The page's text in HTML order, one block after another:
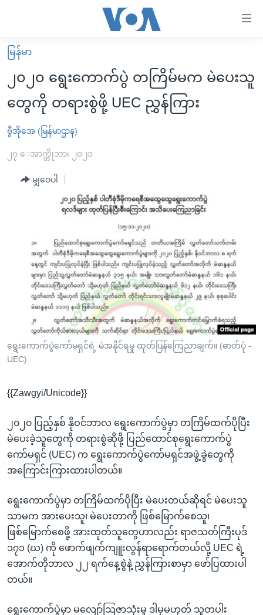
လွယ်ကူ
စေ
Link
များ
ပင်မ
စာမျက်နှာ
ကြည့်
ရန်
ရန်
ကျော်
ရန်
မူလစာမျက်နှာ
မြန်မာ
ကမ္ဘာ့သတင်းများ
နိုင်ငံတကာ
အစ္စရေး-ပါလက်စတိုင်း
ဗွီဒီယို
အင်္ဂလိပ်စာလေ့လာမယ်
အမေရိကန်သုံးအီဒီယံ
ရုပ်ရှင်ထဲက အင်္ဂလိပ်စာ
သုတပဒေသာ အင်္ဂလိပ်စာ
အပတ်စဉ်ကဏ္ဍများ
တီဗွီ
ရေဒီယိုနှင့်ရုပ်သံ အချက်အလက်များ
ရေဒီယို/တီဗွီအစီအစဉ်
Learning English
ဗွီအိုအေ လူမှုကွန်ယက်များ
မြန်မာ
၂၀၂၀ ရွေးကောက်ပွဲ တကြိမ်မက မဲပေးသူ
တွေကို တရားစွဲဖို့ UEC ညွှန်ကြား
ဗွီအိုအေ (မြန်မာဌာန)
၂၇ ေအာက္တိုဘာ၊ ၂၀၂၁
မျှဝေပါ
ရွေးကောက်ပွဲကော်မရှင်ရဲ့ မဲအနိုင်ရမှု ထုတ်ပြန်ကြေညာချက်။ (ဓာတ်ပုံ -
UEC)
{{Zawgyi/Unicode}}
၂၀၂၀ ပြည့်နှစ် နိုဝင်ဘာလ ရွေးကောက်ပွဲမှာ တကြိမ်ထက်ပိုပြီး
မဲပေးခဲ့သူတွေကို တရားစွဲဆိုဖို့ ပြည်ထောင်စုရွေးကောက်ပွဲ
ကော်မရှင် (UEC) က ရွေးကောက်ပွဲကော်မရှင်အဖွဲ့ခွဲတွေကို
အကြောင်းကြားထားပါတယ်။
ရွေးကောက်ပွဲမှာ တကြိမ်ထက်ပိုပြီး မဲပေးတယ်ဆိုရင် မဲပေးသူ
သာမက အားပေးသူ၊ မဲပေးတာကို ဖြစ်မြောက်စေသူ၊
ဖြစ်မြောက်စေဖို့ အားထုတ်သူတွေဟာလည်း ရာဇသတ်ကြီးပုဒ်
၁၇၁ (ဃ) ကို ဖောက်ဖျက်ကျူးလွန်ရာရောက်တယ်လို့ UEC ရဲ့
အောက်တိုဘာလ ၂၂ ရက်နေ့စွဲနဲ့ ညွှန်ကြားစာမှာ ဖော်ပြထားပါ
တယ်။
ရွေးကောက်ပွဲမှာ မလျော်သြဇာသုံးမှု ဒါမှမဟုတ် သူတပါး